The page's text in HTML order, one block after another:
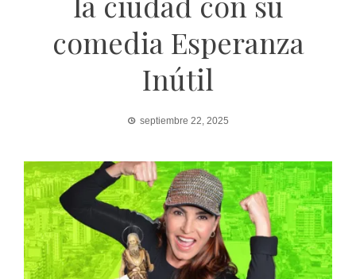
comedia Esperanza
Inútil
septiembre 22, 2025